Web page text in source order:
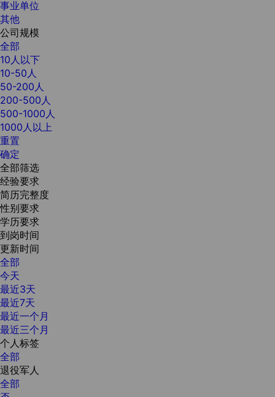
事业单位
其他
公司规模
全部
10人以下
10-50人
50-200人
200-500人
500-1000人
1000人以上
重置
确定
全部筛选
经验要求
简历完整度
性别要求
学历要求
到岗时间
更新时间
全部
今天
最近3天
最近7天
最近一个月
最近三个月
个人标签
全部
退役军人
全部